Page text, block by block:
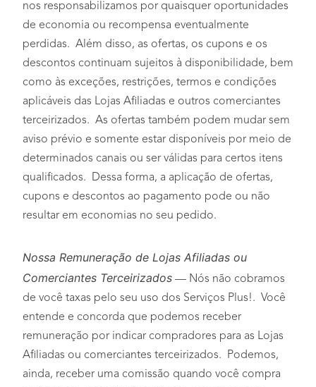
nos responsabilizamos por quaisquer oportunidades
de economia ou recompensa eventualmente
perdidas. Além disso, as ofertas, os cupons e os
descontos continuam sujeitos à disponibilidade, bem
como às exceções, restrições, termos e condições
aplicáveis das Lojas Afiliadas e outros comerciantes
terceirizados. As ofertas também podem mudar sem
aviso prévio e somente estar disponíveis por meio de
determinados canais ou ser válidas para certos itens
qualificados. Dessa forma, a aplicação de ofertas,
cupons e descontos ao pagamento pode ou não
resultar em economias no seu pedido.
Nossa Remuneração de Lojas Afiliadas ou
Comerciantes Terceirizados — Nós não cobramos
de você taxas pelo seu uso dos Serviços Plus!. Você
entende e concorda que podemos receber
remuneração por indicar compradores para as Lojas
Afiliadas ou comerciantes terceirizados. Podemos,
ainda, receber uma comissão quando você compra